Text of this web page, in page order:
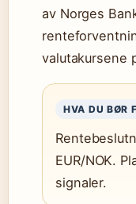
av Norges
valutakursene
HVA DU BØR
EUR/NOK.
signaler.